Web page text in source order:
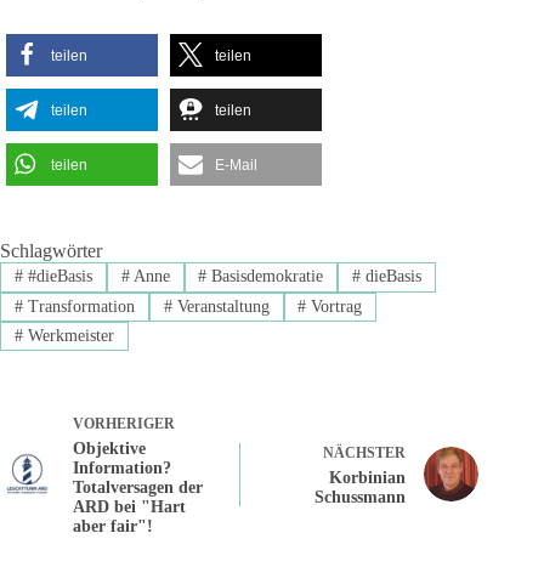
teilen teilen
teilen teilen
teilen E-Mail
Schlagwörter
##dieBasis #Anne # Basisdemokratie # dieBasis
#Transformation #Veranstaltung # Vortrag
#Werkmeister
VORHERIGER
Objektive
Information?
Totalversagen der
ARD bei "Hart
aber fair"!
NÄCHSTER
Korbinian
Schussmann